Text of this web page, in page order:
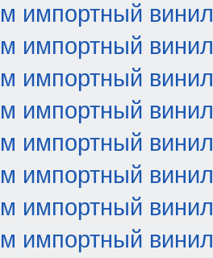
импортный винил
импортный винил
импортный винил
импортный винил
импортный винил
импортный винил
импортный винил
импортный винил